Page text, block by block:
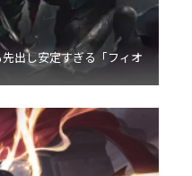
出し安定すぎる「フィオ